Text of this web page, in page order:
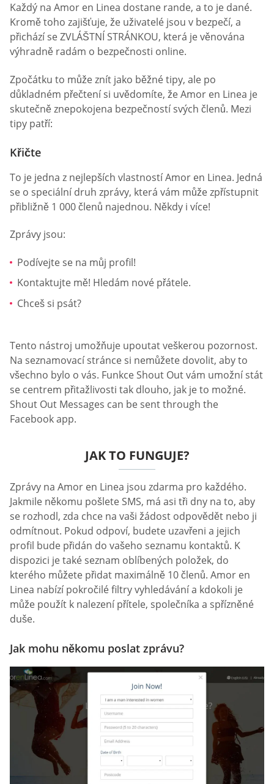
Každý na Amor en Linea dostane rande, a to je dané.
Kromě toho zajišťuje, že uživatelé jsou v bezpečí, a
přichází se ZVLÁŠTNÍ STRÁNKOU, která je věnována
výhradně radám o bezpečnosti online.
Zpočátku to může znít jako běžné tipy, ale po
důkladném přečtení si uvědomíte, že Amor en Linea je
skutečně znepokojena bezpečností svých členů. Mezi
tipy patří:
Křičte
To je jedna z nejlepších vlastností Amor en Linea. Jedná
se o speciální druh zprávy, která vám může zpřístupnit
přibližně 1 000 členů najednou. Někdy i více!
Zprávy jsou:
Podívejte se na můj profil!
Kontaktujte mě! Hledám nové přátele.
Chceš si psát?
Tento nástroj umožňuje upoutat veškerou pozornost.
Na seznamovací stránce si nemůžete dovolit, aby to
všechno bylo o vás. Funkce Shout Out vám umožní stát
se centrem přitažlivosti tak dlouho, jak je to možné.
Shout Out Messages can be sent through the
Facebook app.
JAK TO FUNGUJE?
Zprávy na Amor en Linea jsou zdarma pro každého.
Jakmile někomu pošlete SMS, má asi tři dny na to, aby
se rozhodl, zda chce na vaši žádost odpovědět nebo ji
odmítnout. Pokud odpoví, budete uzavřeni a jejich
profil bude přidán do vašeho seznamu kontaktů. K
dispozici je také seznam oblíbených položek, do
kterého můžete přidat maximálně 10 členů. Amor en
Linea nabízí pokročilé filtry vyhledávání a kdokoli je
může použít k nalezení přítele, společníka a spřízněné
duše.
Jak mohu někomu poslat zprávu?